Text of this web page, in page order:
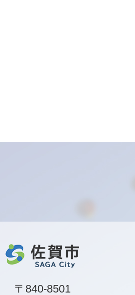
〒840-8501